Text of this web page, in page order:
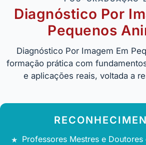
Diagnóstico Por
Pequenos
Diagnóstico Por Imagem Em
formação prática com
e aplicações reais, voltada a
Professores Mestres e